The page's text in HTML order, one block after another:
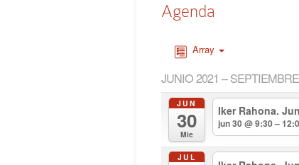
Agenda
Array
JUNIO 2021 –
JUN
30
Mie
Iker Rahona.
jun 30 @ 9:30 –
JUL